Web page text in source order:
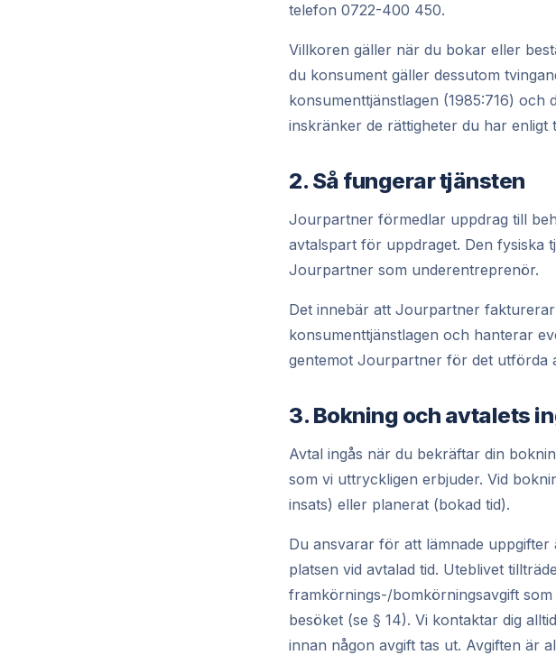
telefon 0722-400 450.
Villkoren gäller när du bokar eller
du konsument gäller dessutom
konsumenttjänstlagen (1985:716) och
inskränker de rättigheter du har enligt
2. Så fungerar tjänsten
Jourpartner förmedlar uppdrag till
avtalspart för uppdraget. Den fysiska
Jourpartner som underentreprenör.
Det innebär att Jourpartner
konsumenttjänstlagen och hanterar
gentemot Jourpartner för det utförda
3. Bokning och avtalets
Avtal ingås när du bekräftar din
som vi uttryckligen erbjuder. Vid
insats) eller planerat (bokad tid).
Du ansvarar för att lämnade
platsen vid avtalad tid. Uteblivet
framkörnings-/bomkörningsavgift
besöket (se § 14). Vi kontaktar dig
innan någon avgift tas ut. Avgiften är